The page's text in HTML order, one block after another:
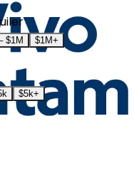
$1M $1M+
$5k+